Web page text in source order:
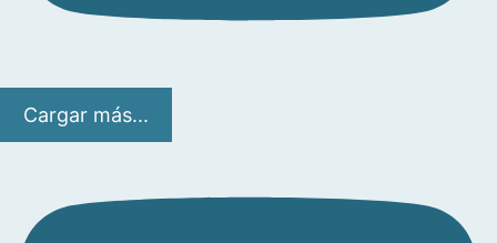
Cargar más...